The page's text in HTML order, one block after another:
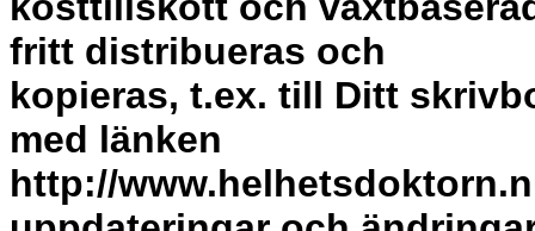
fritt distribueras och
kopieras, t.ex. till Ditt
med länken
http://